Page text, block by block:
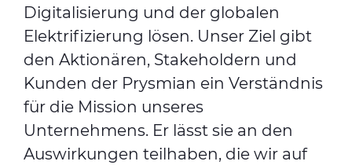
Digitalisierung und der globalen
Elektrifizierung lösen. Unser Ziel gibt
den Aktionären, Stakeholdern und
Kunden der Prysmian ein Verständnis
für die Mission unseres
Unternehmens. Er lässt sie an den
Auswirkungen teilhaben, die wir auf